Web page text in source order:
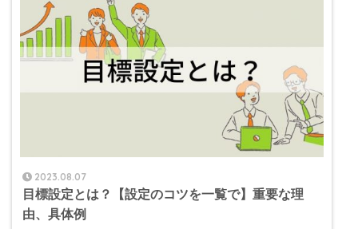
2023.08.07
目標設定とは？【設定のコツを一覧で】重要な理
由、具体例